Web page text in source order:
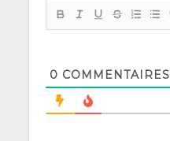
0 COMMENTAIRES